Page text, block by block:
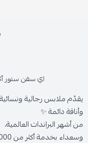
اي سفن ستور
يقدّم ملابس رجالية
وأناقة دائمة ✨
من أشهر البراندات العالمية،
وسعداء بخدمة أكثر من 300,000 عميل حول المملكة.